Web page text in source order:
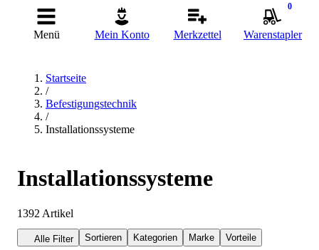
Menü Mein Konto Merkzettel
0
Warenstapler
Startseite
/
Befestigungstechnik
/
Installationssysteme
Installationssysteme
1392 Artikel
Alle Filter Sortieren Kategorien Marke Vorteile